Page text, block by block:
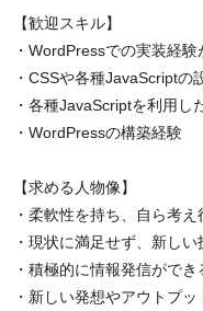
【歓迎スキル】
・WordPressでの実装経
・CSSや各種JavaScriptの
・各種JavaScriptを利用し
・WordPressの構築経験
【求める人物像】
・柔軟性を持ち、自ら考
・現状に満足せず、新し
・積極的に情報発信ができ
・新しい発想やアウトプ